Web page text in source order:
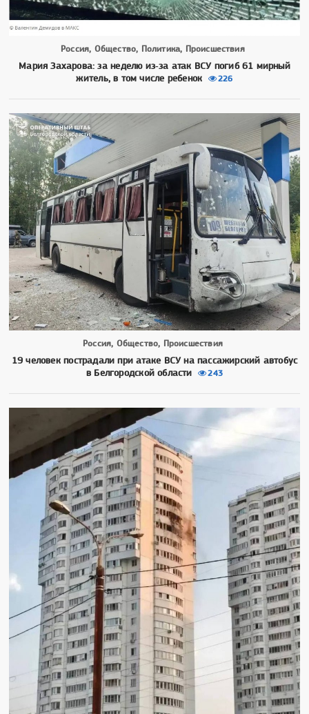
Россия, Общество, Политика, Происшествия
Мария Захарова: за неделю из‑за атак ВСУ погиб 61 мирный
житель, в том числе ребенок
226
Россия, Общество, Происшествия
19 человек пострадали при атаке ВСУ на пассажирский автобус
в Белгородской области
243